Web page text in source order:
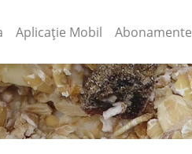
(current)
Aplicație Mobil (current)
Abonamente